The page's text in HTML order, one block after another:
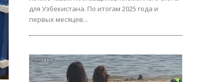
для Узбекистана. По итогам 2025 года и
первых месяцев...